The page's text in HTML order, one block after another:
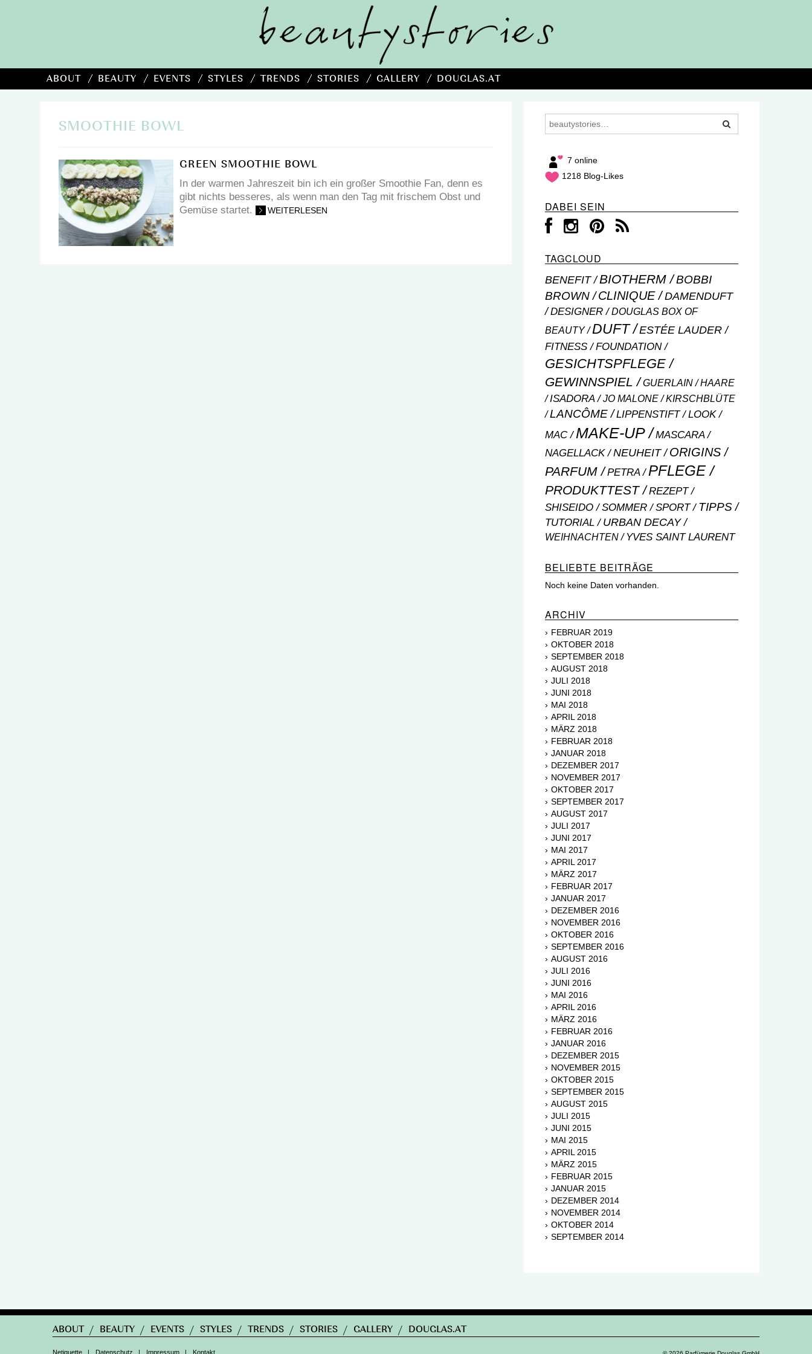
ABOUT BEAUTY EVENTS STYLES TRENDS STORIES GALLERY DOUGLAS.AT
SMOOTHIE BOWL
GREEN SMOOTHIE BOWL
In der warmen Jahreszeit bin ich ein großer Smoothie Fan, denn es
gibt nichts besseres, als wenn man den Tag mit frischem Obst und
Gemüse startet.
WEITERLESEN
7 online
1218 Blog-Likes
DABEI SEIN
TAGCLOUD
BENEFIT BIOTHERM
BOBBI
BROWN
CLINIQUE DAMENDUFT
DESIGNER
DOUGLAS BOX OF
BEAUTY
DUFT
ESTÉE LAUDER
FITNESS
FOUNDATION
GESICHTSPFLEGE
GEWINNSPIEL GUERLAIN HAARE
ISADORA JO MALONE KIRSCHBLÜTE
LANCÔME LIPPENSTIFT
LOOK
MAC
MAKE-UP MASCARA
NAGELLACK NEUHEIT ORIGINS
PARFUM PETRA PFLEGE
PRODUKTTEST REZEPT
SHISEIDO SOMMER SPORT TIPPS
TUTORIAL URBAN DECAY
WEIHNACHTEN YVES SAINT LAURENT
BELIEBTE BEITRÄGE
Noch keine Daten vorhanden.
ARCHIV
FEBRUAR 2019
OKTOBER 2018
SEPTEMBER 2018
AUGUST 2018
JULI 2018
JUNI 2018
MAI 2018
APRIL 2018
MÄRZ 2018
FEBRUAR 2018
JANUAR 2018
DEZEMBER 2017
NOVEMBER 2017
OKTOBER 2017
SEPTEMBER 2017
AUGUST 2017
JULI 2017
JUNI 2017
MAI 2017
APRIL 2017
MÄRZ 2017
FEBRUAR 2017
JANUAR 2017
DEZEMBER 2016
NOVEMBER 2016
OKTOBER 2016
SEPTEMBER 2016
AUGUST 2016
JULI 2016
JUNI 2016
MAI 2016
APRIL 2016
MÄRZ 2016
FEBRUAR 2016
JANUAR 2016
DEZEMBER 2015
NOVEMBER 2015
OKTOBER 2015
SEPTEMBER 2015
AUGUST 2015
JULI 2015
JUNI 2015
MAI 2015
APRIL 2015
MÄRZ 2015
FEBRUAR 2015
JANUAR 2015
DEZEMBER 2014
NOVEMBER 2014
OKTOBER 2014
SEPTEMBER 2014
ABOUT / BEAUTY / EVENTS / STYLES / TRENDS / STORIES / GALLERY / DOUGLAS.AT
Netiquette | Datenschutz | Impressum | Kontakt